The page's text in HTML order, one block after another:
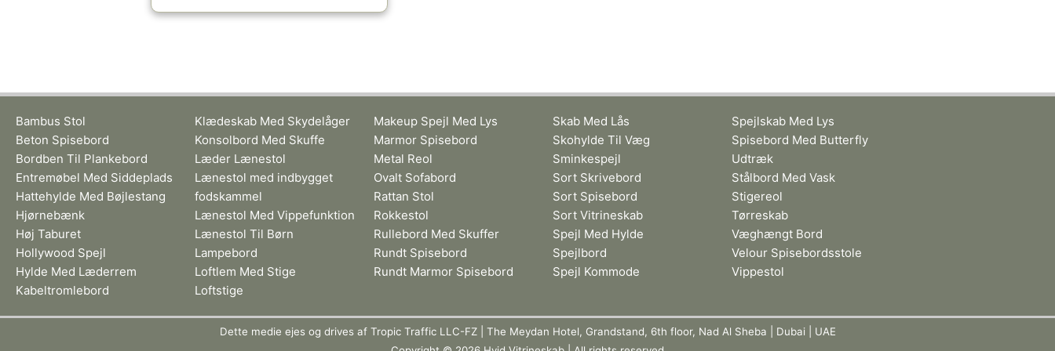
Bambus Stol
Beton Spisebord
Bordben Til Plankebord
Entremøbel Med Siddeplads
Hattehylde Med Bøjlestang
Hjørnebænk
Høj Taburet
Hollywood Spejl
Hylde Med Læderrem
Kabeltromlebord
Klædeskab Med Skydelåger
Konsolbord Med Skuffe
Læder Lænestol
Lænestol med indbygget
fodskammel
Lænestol Med Vippefunktion
Lænestol Til Børn
Lampebord
Loftlem Med Stige
Loftstige
Makeup Spejl Med Lys
Marmor Spisebord
Metal Reol
Ovalt Sofabord
Rattan Stol
Rokkestol
Rullebord Med Skuffer
Rundt Spisebord
Rundt Marmor Spisebord
Skab Med Lås
Skohylde Til Væg
Sminkespejl
Sort Skrivebord
Sort Spisebord
Sort Vitrineskab
Spejl Med Hylde
Spejlbord
Spejl Kommode
Spejlskab Med Lys
Spisebord Med Butterfly
Udtræk
Stålbord Med Vask
Stigereol
Tørreskab
Væghængt Bord
Velour Spisebordsstole
Vippestol
Dette medie ejes og drives af Tropic Traffic LLC-FZ | The Meydan Hotel, Grandstand, 6th floor, Nad Al Sheba | Dubai | UAE